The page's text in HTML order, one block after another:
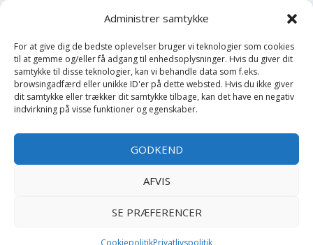
Administrer samtykke
For at give dig de bedste oplevelser bruger vi teknologier som cookies
til at gemme og/eller få adgang til enhedsoplysninger. Hvis du giver dit
samtykke til disse teknologier, kan vi behandle data som f.eks.
browsingadfærd eller unikke ID'er på dette websted. Hvis du ikke giver
dit samtykke eller trækker dit samtykke tilbage, kan det have en negativ
indvirkning på visse funktioner og egenskaber.
GODKEND
AFVIS
SE PRÆFERENCER
CookiepolitikPrivatlivspolitik
Vildthegn
vækstdug
Maling
Copyright BilligtByg.dk -Cookie politik-Privatlivspolitik